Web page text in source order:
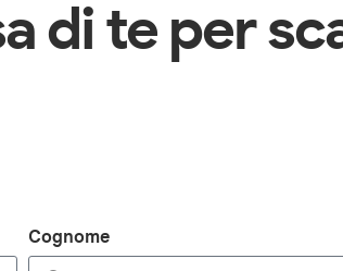
di te per
Cognome